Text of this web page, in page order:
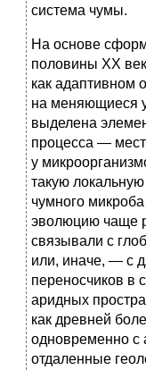
система чумы.
На основе
половины XX
как адаптивном
на меняющиеся
выделена
процесса —
у
такую
чумного
эволюцию чаще
связывали с
или, иначе, — с
переносчиков в
аридных
как древней
одновременно
отдаленные